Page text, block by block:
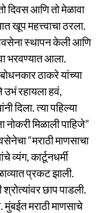
दिवस आणि तो मेळावा
खूप महत्त्वाचा ठरला.
स्थापन केली आणि
भरवण्यात आला.
ठाकरे यांच्या
उभं रहायला हवं,
दिला. त्या पहिल्या
नोकरी मिळाली पाहिजे”
“मराठी माणसाचा
व्यंग, कार्टूनधर्मी
प्रकट झाली.
छाप पाडली.
मराठी माणसाचे